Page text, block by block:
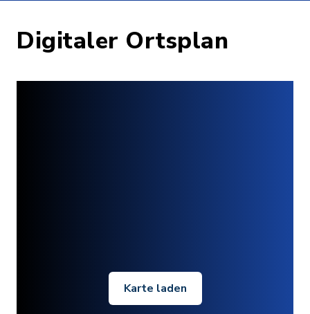
Digitaler Ortsplan
Karte laden